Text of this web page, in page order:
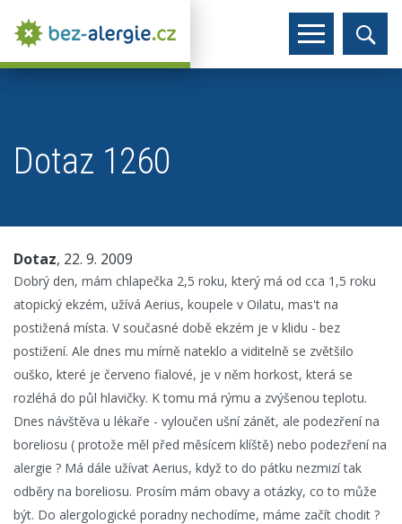
Dotaz 1260
Dotaz, 22. 9. 2009
Dobrý den, mám chlapečka 2,5 roku, který má od cca 1,5 roku
atopický ekzém, užívá Aerius, koupele v Oilatu, mas't na
postižená místa. V současné době ekzém je v klidu - bez
postižení. Ale dnes mu mírně nateklo a viditelně se zvětšilo
ouško, které je červeno fialové, je v něm horkost, která se
rozléhá do půl hlavičky. K tomu má rýmu a zvýšenou teplotu.
Dnes návštěva u lékaře - vyloučen ušní zánět, ale podezření na
boreliosu ( protože měl před měsícem klíště) nebo podezření na
alergie ? Má dále užívat Aerius, když to do pátku nezmizí tak
odběry na boreliosu. Prosím mám obavy a otázky, co to může
být. Do alergologické poradny nechodíme, máme začít chodit ?